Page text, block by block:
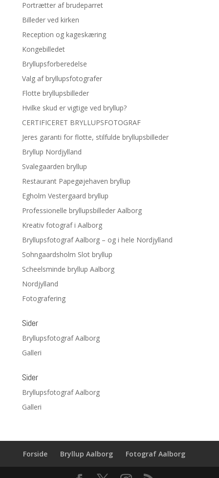
Portrætter af brudeparret
Billeder ved kirken
Reception og kageskæring
Kongebilledet
Bryllupsforberedelse
Valg af bryllupsfotografer
Flotte bryllupsbilleder
Hvilke skud er vigtige ved bryllup?
CERTIFICERET BRYLLUPSFOTOGRAF
Jeres garanti for flotte, stilfulde bryllupsbilleder
Bryllup Nordjylland
Svalegaarden bryllup
Restaurant Papegøjehaven bryllup
Egholm Vestergaard bryllup
Professionelle bryllupsbilleder Aalborg
Kreativ fotograf i Aalborg
Bryllupsfotograf Aalborg – og i hele Nordjylland
Sohngaardsholm Slot bryllup
Scheelsminde bryllup Aalborg
Nordjylland
Fotografering
Sider
Bryllupsfotograf Aalborg
Galleri
Sider
Bryllupsfotograf Aalborg
Galleri
Forside Bryllup Aalborg Fotograf Aalborg